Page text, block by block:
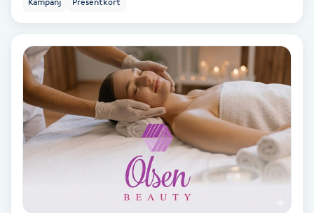
Brynformning
Brynfärgning
Brynplockning
Bröllopsuppsättning